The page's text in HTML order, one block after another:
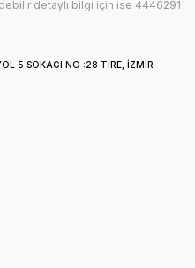
detaylı bilgi için ise 4446291
5 SOKAGI NO :28 TİRE, İZMİR